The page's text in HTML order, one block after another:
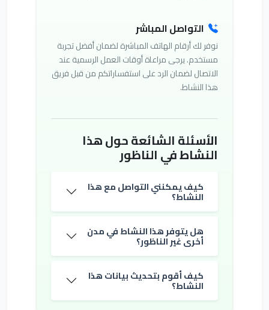
التواصل المباشر
نوفر لك أرقام الهاتف المباشرة لضمان أفضل تجربة
مستخدم. يرجى مراعاة أوقات العمل الرسمية عند
الاتصال لضمان الرد على استفساراتكم من قبل فريق
هذا النشاط.
الأسئلة الشائعة حول هذا
النشاط في الناظور
كيف يمكنني التواصل مع هذا
النشاط؟
هل يتوفر هذا النشاط في مدن
أخرى غير الناظور؟
كيف أقوم بتحديث بيانات هذا
النشاط؟